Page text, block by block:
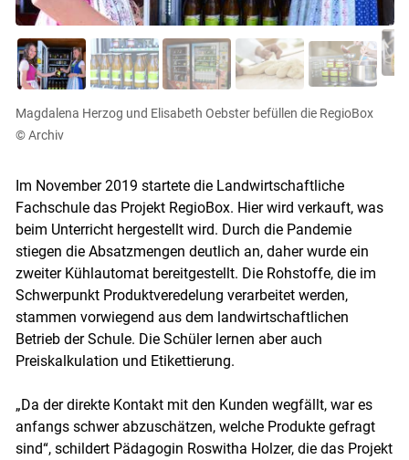
Skip to main content
Magdalena Herzog und Elisabeth Oebster befüllen die RegioBox
© Archiv
Im November 2019 startete die Landwirtschaftliche
Fachschule das Projekt RegioBox. Hier wird verkauft, was
beim Unterricht hergestellt wird. Durch die Pandemie
stiegen die Absatzmengen deutlich an, daher wurde ein
zweiter Kühlautomat bereitgestellt. Die Rohstoffe, die im
Schwerpunkt Produktveredelung verarbeitet werden,
stammen vorwiegend aus dem landwirtschaftlichen
Betrieb der Schule. Die Schüler lernen aber auch
Preiskalkulation und Etikettierung.
„Da der direkte Kontakt mit den Kunden wegfällt, war es
anfangs schwer abzuschätzen, welche Produkte gefragt
sind“, schildert Pädagogin Roswitha Holzer, die das Projekt